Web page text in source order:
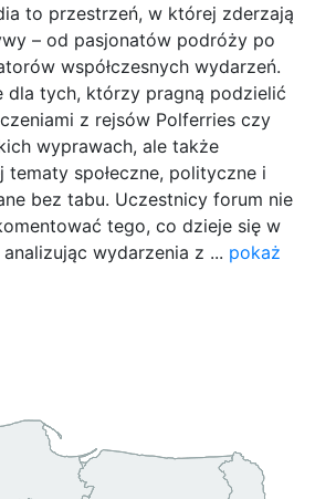
to przestrzeń, w której zderzają
– od pasjonatów podróży po
współczesnych wydarzeń.
dla tych, którzy pragną podzielić
z rejsów Polferries czy
wyprawach, ale także
społeczne, polityczne i
bez tabu. Uczestnicy forum nie
tego, co dzieje się w
wydarzenia z ... pokaż